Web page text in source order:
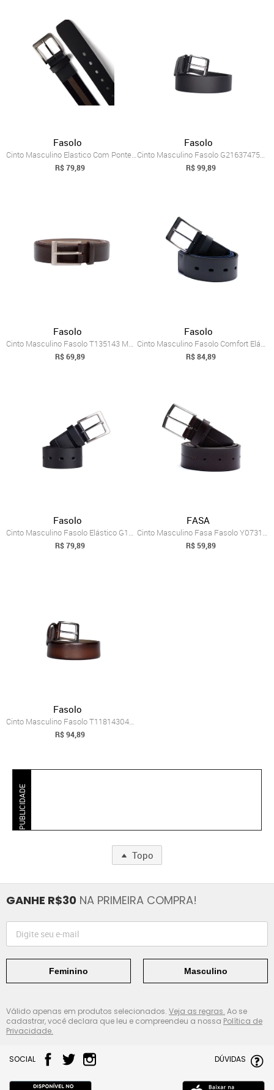
Fasolo
Cinto Masculino Elastico Com Ponteira De...
R$ 79,89
Fasolo
Cinto Masculino Fasolo G216374751 Couro ...
R$ 99,89
Fasolo
Cinto Masculino Fasolo T135143 Marrom Escuro
R$ 69,89
Fasolo
Cinto Masculino Fasolo Comfort Elástico ...
R$ 84,89
Fasolo
Cinto Masculino Fasolo Elástico G188221 Preto
R$ 79,89
FASA
Cinto Masculino Fasa Fasolo Y073103 Marrom
R$ 59,89
Fasolo
Cinto Masculino Fasolo T118143049 Couro ...
R$ 94,89
PUBLICIDADE
Topo
GANHE R$30 NA PRIMEIRA COMPRA!
Feminino Masculino
Válido apenas em produtos selecionados. Veja as regras. Ao se
cadastrar, você declara que leu e compreendeu a nossa Política de
Privacidade.
SOCIAL DÚVIDAS